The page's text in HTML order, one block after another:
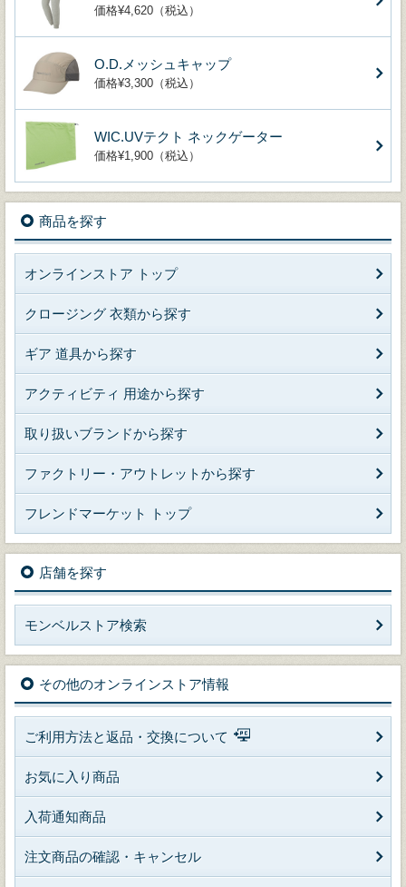
価格¥4,620（税込）
O.D.メッシュキャップ
価格¥3,300（税込）
WIC.UVテクト ネックゲーター
価格¥1,900（税込）
商品を探す
オンラインストア トップ
クロージング 衣類から探す
ギア 道具から探す
アクティビティ 用途から探す
取り扱いブランドから探す
ファクトリー・アウトレットから探す
フレンドマーケット トップ
店舗を探す
モンベルストア検索
その他のオンラインストア情報
ご利用方法と返品・交換について
お気に入り商品
入荷通知商品
注文商品の確認・キャンセル